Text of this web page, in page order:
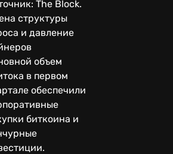
The Block.
структуры
и давление
объем
в первом
обеспечили
биткоина и